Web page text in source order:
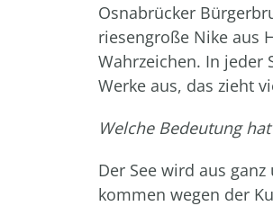
Osnabrücker
riesengroße Nike aus
Wahrzeichen. In jeder
Werke aus, das zieht
Welche Bedeutung
Der See wird aus
kommen wegen der